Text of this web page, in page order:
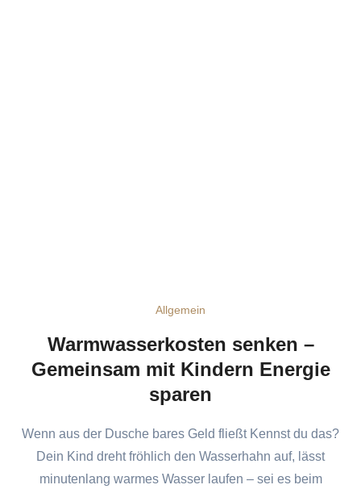
Allgemein
Warmwasserkosten senken –
Gemeinsam mit Kindern Energie
sparen
Wenn aus der Dusche bares Geld fließt Kennst du das?
Dein Kind dreht fröhlich den Wasserhahn auf, lässt
minutenlang warmes Wasser laufen – sei es beim